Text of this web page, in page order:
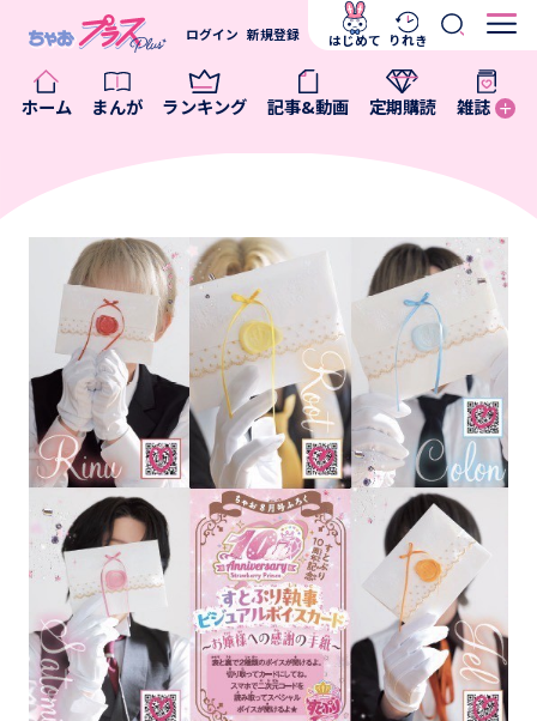
ホーム まんが ランキング 記事&動画 定期購読 雑誌
ログイン 新規登録 はじめて りれき